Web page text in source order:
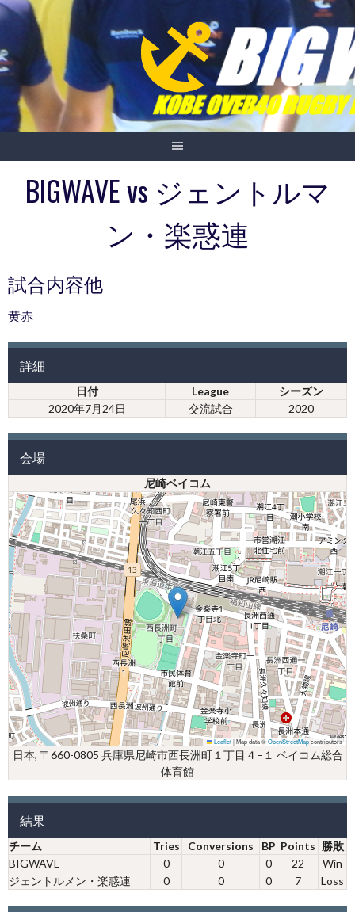
Skip
content
BIGWAVE vs ジェントルマ
ン・楽惑連
試合内容他
黄赤
詳細
日付 League
シーズン
2020年7月24日
交流試合 2020
会場
尼崎ベイコム
Leaflet|Map data ©OpenStreetMapcontributors
日本, 〒660-0805 兵庫県尼崎市西長洲町１丁目４−１ ベイコム総合
体育館
結果
チーム Tries Conversions BP Points 勝敗
BIGWAVE
0 0 0 22
Win
ジェントルメン・楽惑連
0 0 0 7 Loss